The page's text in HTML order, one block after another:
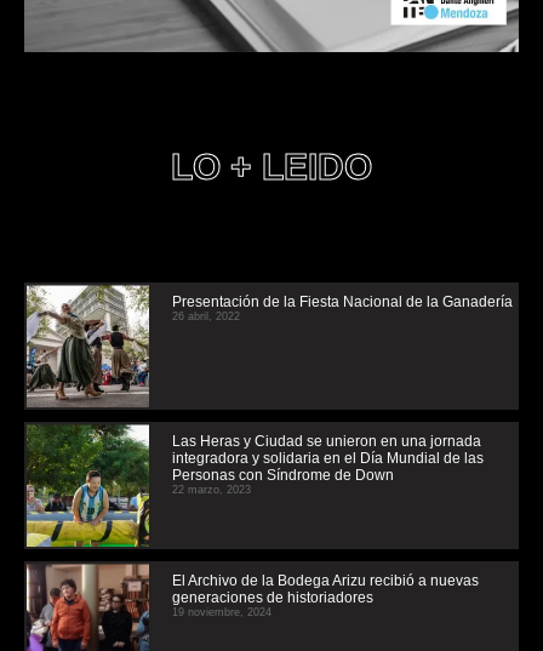
LO + LEIDO
Presentación de la Fiesta Nacional de la Ganadería
26 abril, 2022
Las Heras y Ciudad se unieron en una jornada
integradora y solidaria en el Día Mundial de las
Personas con Síndrome de Down
22 marzo, 2023
El Archivo de la Bodega Arizu recibió a nuevas
generaciones de historiadores
19 noviembre, 2024